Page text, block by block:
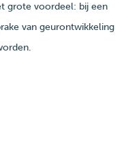
grote voordeel: bij een
van geurontwikkeling